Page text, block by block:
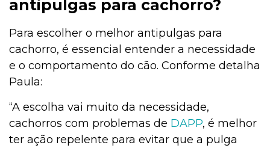
antipulgas para cachorro?
Para escolher o melhor antipulgas para
cachorro, é essencial entender a necessidade
e o comportamento do cão. Conforme detalha
Paula:
“A escolha vai muito da necessidade,
cachorros com problemas de DAPP, é melhor
ter ação repelente para evitar que a pulga